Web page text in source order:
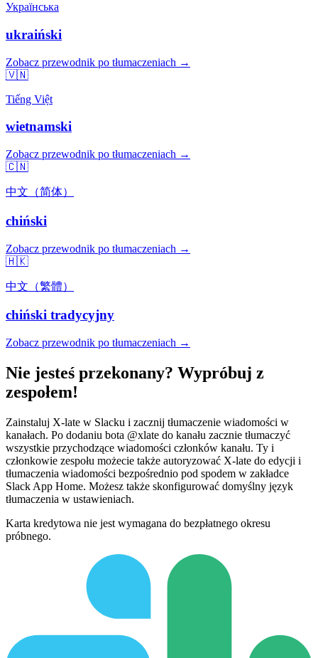
Українська
ukraiński
Zobacz przewodnik po tłumaczeniach →
🇻🇳
Tiếng Việt
wietnamski
Zobacz przewodnik po tłumaczeniach →
🇨🇳
中文（简体）
chiński
Zobacz przewodnik po tłumaczeniach →
🇭🇰
中文（繁體）
chiński tradycyjny
Zobacz przewodnik po tłumaczeniach →
Nie jesteś przekonany? Wypróbuj z
zespołem!
Zainstaluj X-late w Slacku i zacznij tłumaczenie wiadomości w
kanałach. Po dodaniu bota @xlate do kanału zacznie tłumaczyć
wszystkie przychodzące wiadomości członków kanału. Ty i
członkowie zespołu możecie także autoryzować X-late do edycji i
tłumaczenia wiadomości bezpośrednio pod spodem w zakładce
Slack App Home. Możesz także skonfigurować domyślny język
tłumaczenia w ustawieniach.
Karta kredytowa nie jest wymagana do bezpłatnego okresu
próbnego.